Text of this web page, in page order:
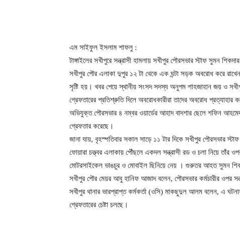
এম সাইফুল ইসলাম শাফলু :
টাঙ্গাইলের সখীপুরে সন্ত্রাসী হামলায় সখীপুর পৌরসভার স্টাফ সুমন
সখীপুর পৌর এলাকা দুপুর ১২ টা থেকে এক ঘন্টা সড়ক অবরোধ করে
সৃষ্টি হয়। খবর পেয়ে স্থানীয় সংসদ সদস্য অনুপম শাহজাহান জয় ও
গ্রেফতারের প্রতিশ্রুতি দিলে অবরোধকারীরা তাদের অবরোধ
অভিযুক্ত পৌরসভার ৪ নম্বর ওয়ার্ডের আহাদ বাদশার ছেলে শফিন
গ্রেফতার করেছে।
জানা যায়, বৃহস্পতিবার সকাল সাড়ে ১১ টার দিকে সখীপুর পৌরসভার
ফোয়ারা চত্ত্বর এলাকায় পৌঁছলে একদল সন্ত্রাসী রড ও চলা নিয়ে তাঁর
মোটরসাইকেল ভাঙচুর ও মোবাইল ছিনিয়ে নেয় । গুরুতর আহত সুমন
সখীপুর পৌর মেয়র আবু হানিফ আজাদ বলেন, পৌরসভার কর্মচারীর ওপর
সখীপুর থানার ভারপ্রাপ্ত কর্মকর্তা (ওসি) মাকছুদুল আলম বলেন, এ
গ্রেফতারের চেষ্টা চলছে।